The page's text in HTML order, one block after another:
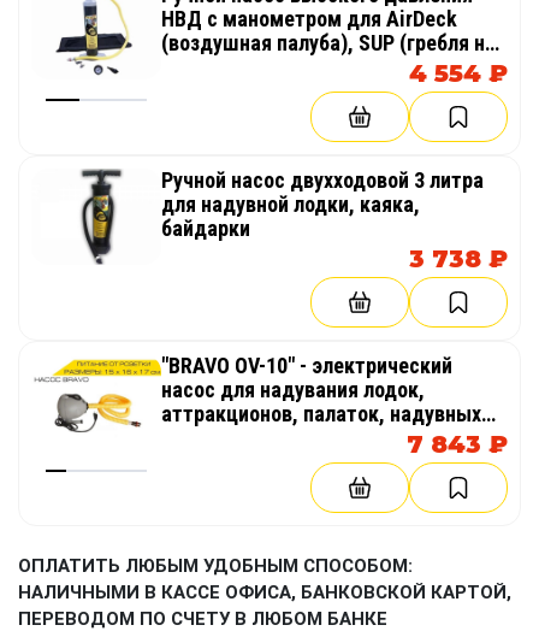
НВД с манометром для AirDeck
(воздушная палуба), SUP (гребля на
4 554 ₽
Ручной насос двухходовой 3 литра
для надувной лодки, каяка,
байдарки
3 738 ₽
"BRAVO OV-10" - электрический
насос для надувания лодок,
аттракционов, палаток, надувных
7 843 ₽
ОПЛАТИТЬ ЛЮБЫМ УДОБНЫМ СПОСОБОМ:
НАЛИЧНЫМИ В КАССЕ ОФИСА, БАНКОВСКОЙ КАРТОЙ,
ПЕРЕВОДОМ ПО СЧЕТУ В ЛЮБОМ БАНКЕ